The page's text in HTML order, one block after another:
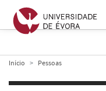
Início Pessoas